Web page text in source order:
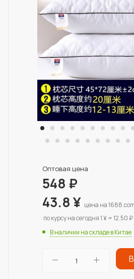
Оптовая цена
548 ₽
43.8¥ цена на
по курсу на сегодня 1 ¥ = 12.50 ₽
В наличии на складе в Китае